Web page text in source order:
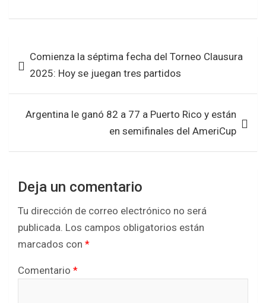
ce
o
o
k
tt at
A
p
p
ar
de Comienza la séptima fecha del Torneo Clausura
2025: Hoy se juegan tres partidos
Argentina le ganó 82 a 77 a Puerto Rico y están
en semifinales del AmeriCup
Deja un comentario
Tu dirección de correo electrónico no será
publicada. Los campos obligatorios están
marcados con *
Comentario *